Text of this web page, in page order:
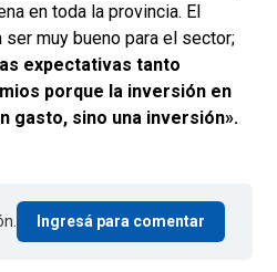
en toda la provincia. El
muy bueno para el sector;
expectativas tanto
porque la inversión en
gasto, sino una inversión».
Ingresá para comentar